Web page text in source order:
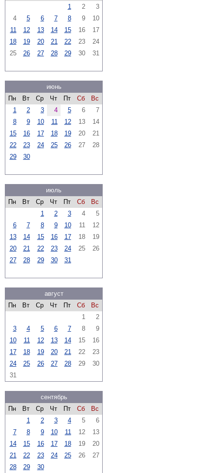
1
2
3
4
5 6 7 8 9
10
11
12 13 14 15 16
17
18
19 20 21 22 23
24
25
26 27 28 29 30 31
июнь
Пн
Вт Ср Чт Пт Сб
Вс
1
2 3 4 5 6
7
8
9 10 11 12 13
14
15
16 17 18 19 20
21
22
23 24 25 26 27
28
29
30
июль
Пн
Вт Ср Чт Пт Сб
Вс
1
2 3 4
5
6
7 8 9 10 11
12
13
14 15 16 17 18
19
20
21 22 23 24 25
26
27
28 29 30 31
август
Пн
Вт Ср Чт Пт Сб
Вс
1
2
3
4 5 6 7 8
9
10
11 12 13 14 15
16
17
18 19 20 21 22
23
24
25 26 27 28 29
30
31
сентябрь
Пн
Вт Ср Чт Пт Сб
Вс
1
2 3 4 5
6
7
8 9 10 11 12
13
14
15 16 17 18 19
20
21
22 23 24 25 26
27
28
29 30